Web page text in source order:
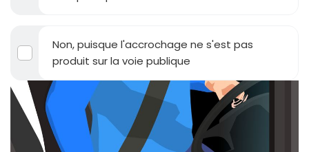
Non, puisque l'accrochage ne s'est pas
produit sur la voie publique